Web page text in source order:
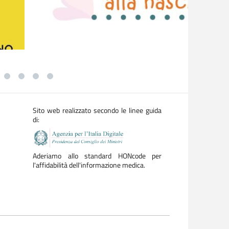
Sito web realizzato secondo le linee guida
di:
Aderiamo allo standard HONcode per
l'affidabilità dell'informazione medica.